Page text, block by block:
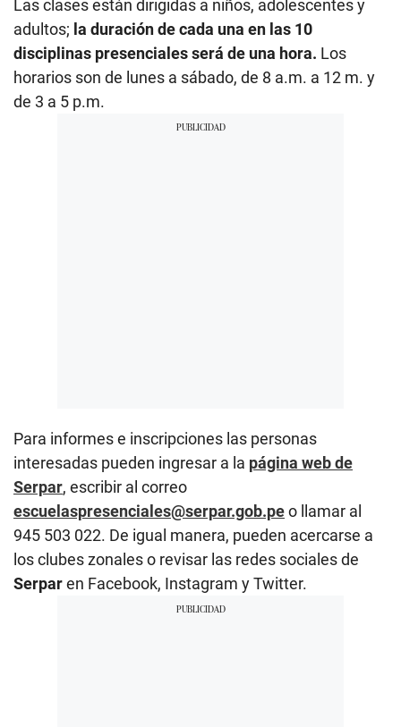
Las clases están dirigidas a niños, adolescentes y
adultos; la duración de cada una en las 10
disciplinas presenciales será de una hora. Los
horarios son de lunes a sábado, de 8 a.m. a 12 m. y
de 3 a 5 p.m.
Para informes e inscripciones las personas
interesadas pueden ingresar a la página web de
Serpar, escribir al correo
escuelaspresenciales@serpar.gob.peo llamar al
945 503 022. De igual manera, pueden acercarse a
los clubes zonales o revisar las redes sociales de
Serparen Facebook, Instagram y Twitter.